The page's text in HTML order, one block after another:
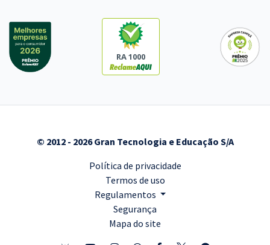
RA 1000
© 2012 - 2026 Gran Tecnologia e Educação S/A
Política de privacidade
Termos de uso
Regulamentos
Segurança
Mapa do site